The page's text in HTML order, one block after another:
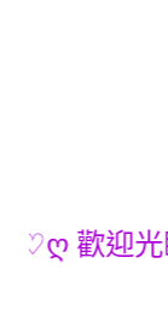
歡迎光